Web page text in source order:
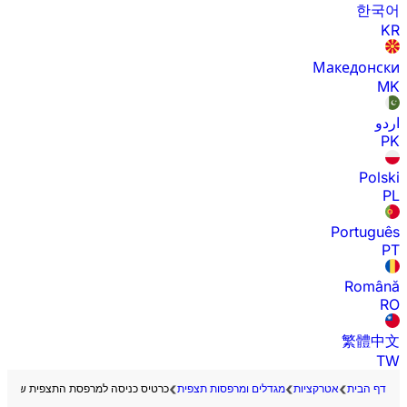
한국어
KR
Македонски
MK
اردو
PK
Polski
PL
Português
PT
Română
RO
繁體中文
TW
דף הבית אטרקציות מגדלים ומרפסות תצפית כרטיס כניסה למרפסת התצפית של Camlica Tower עם מדריך אודיו